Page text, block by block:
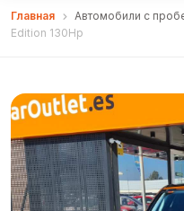
Главная Автомобили с
Edition 130Hp